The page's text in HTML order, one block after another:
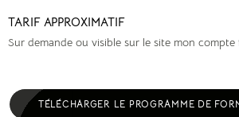
RETOUR
TARIF APPROXIMATIF
Sur demande ou visible sur le site mon
TÉLÉCHARGER LE PROGRAMME DE